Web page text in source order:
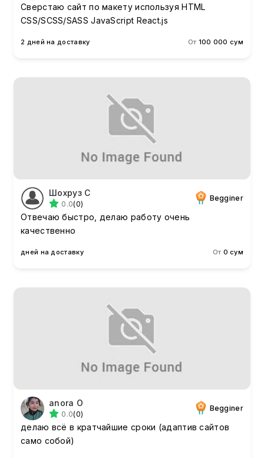
Сверстаю сайт по макету используя HTML
CSS/SCSS/SASS JavaScript React.js
2 дней на доставку От 100 000 сум
Шохруз С
0.0(0)
Begginer
Отвечаю быстро, делаю работу очень
качественно
дней на доставку От 0 сум
anora O
0.0(0)
Begginer
делаю всё в кратчайшие сроки (адаптив сайтов
само собой)